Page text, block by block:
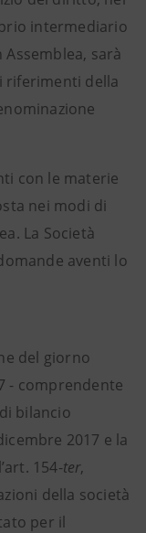
intermediario
sarà
riferimenti della
con le materie
nei modi di
La Società
aventi lo
del giorno
- comprendente
bilancio
2017 e la
154-ter,
della società
per il